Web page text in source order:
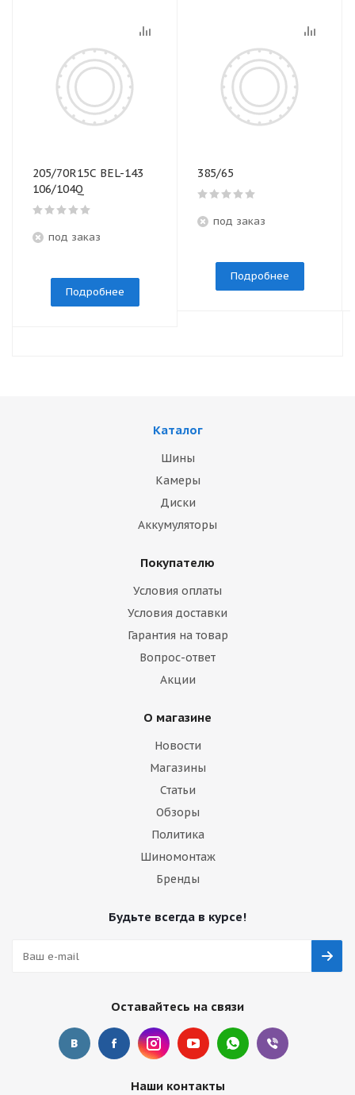
205/70R15C BEL-143
106/104Q
под заказ
Подробнее
385/65
под заказ
Подробнее
Каталог
Шины
Камеры
Диски
Аккумуляторы
Покупателю
Условия оплаты
Условия доставки
Гарантия на товар
Вопрос-ответ
Акции
О магазине
Новости
Магазины
Статьи
Обзоры
Политика
Шиномонтаж
Бренды
Будьте всегда в курсе!
Оставайтесь на связи
Наши контакты